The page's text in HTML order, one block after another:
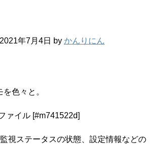
年7月4日 by かんりにん
色々と。
ァイル [#m741522d]
視ステータスの状態、設定情報などの